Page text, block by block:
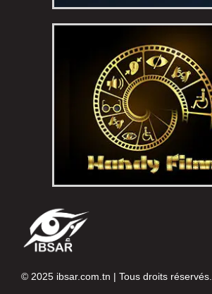
© 2025 ibsar.com.tn | Tous droits réservés.